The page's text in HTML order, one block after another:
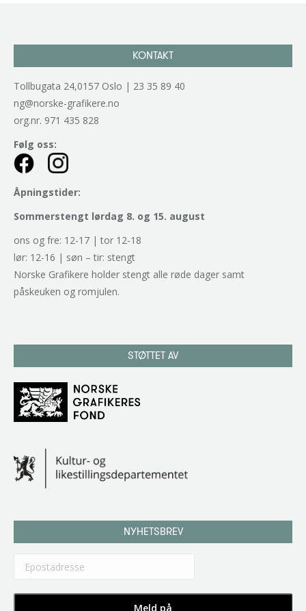
KONTAKT
Tollbugata 24,0157 Oslo | 23 35 89 40
ng@norske-grafikere.no
org.nr. 971 435 828
Følg oss:
Åpningstider:
Sommerstengt lørdag 8. og 15. august
ons og fre: 12-17 | tor 12-18
lør: 12-16 | søn – tir: stengt
Norske Grafikere holder stengt alle røde dager samt
påskeuken og romjulen.
STØTTET AV
NYHETSBREV